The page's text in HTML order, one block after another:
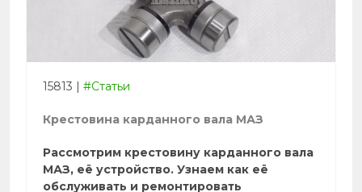
15813 #Статьи
Крестовина карданного вала МАЗ
Рассмотрим крестовину карданного вала
МАЗ, её устройство. Узнаем как её
обслуживать и ремонтировать